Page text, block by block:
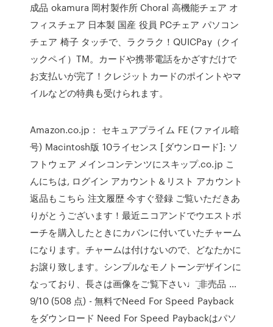
成品 okamura 岡村製作所 Choral 高機能チェア オ
フィスチェア 日本製 国産 役員 PCチェア パソコン
チェア 椅子 タッチで、ラクラク！QUICPay（クイ
ックペイ）TM。カードや携帯電話をかざすだけで
お支払いが完了！クレジットカードのポイントやマ
イルなどの特典も受けられます。
Amazon.co.jp： セキュアプライム FE (ファイル暗
号) Macintosh版 10ライセンス [ダウンロード]: ソ
フトウェア メインコンテンツにスキップ.co.jp こ
んにちは, ログイン アカウント＆リスト アカウント
返品もこちら 注文履歴 今すぐ登録 ご覧いただきあ
りがとうございます！最近ニコアンドでウエストポ
ーチを購入したときにカバンに付いていたチャーム
になります。チャームは付けないので、どなたかに
お譲り致します。シンプルなモノトーンデザインに
なっており、長さは画像をご覧下さい♩¨̮非売品 …
9/10 (508 点) - 無料でNeed For Speed Payback
をダウンロード Need For Speed Paybackはパソ